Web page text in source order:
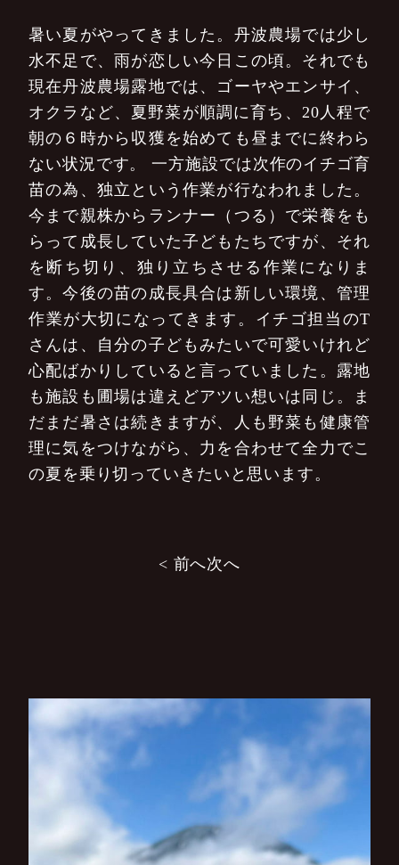
暑い夏がやってきました。丹波農場では少し
水不足で、雨が恋しい今日この頃。それでも
現在丹波農場露地では、ゴーヤやエンサイ、
オクラなど、夏野菜が順調に育ち、20人程で
朝の６時から収獲を始めても昼までに終わら
ない状況です。
一方施設では次作のイチゴ育
苗の為、独立という作業が行なわれました。
今まで親株からランナー（つる）で栄養をも
らって成長していた子どもたちですが、それ
を断ち切り、独り立ちさせる作業になりま
す。今後の苗の成長具合は新しい環境、管理
作業が大切になってきます。イチゴ担当のT
さんは、自分の子どもみたいで可愛いけれど
心配ばかりしていると言っていました。露地
も施設も圃場は違えどアツい想いは同じ。ま
だまだ暑さは続きますが、人も野菜も健康管
理に気をつけながら、力を合わせて全力でこ
の夏を乗り切っていきたいと思います。
シ
< 前へ次へ